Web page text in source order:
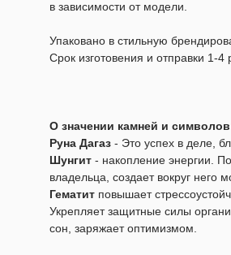
в зависимости от модели.
Упаковано в стильную
Срок изготовения и отправки 1-4
О значении камней и
Руна Дагаз - Это успех в деле,
Шунгит - накопление энергии.
владельца, создает вокруг
Гематит повышает
Укрепляет защитные силы
сон, заряжает оптимизмом.